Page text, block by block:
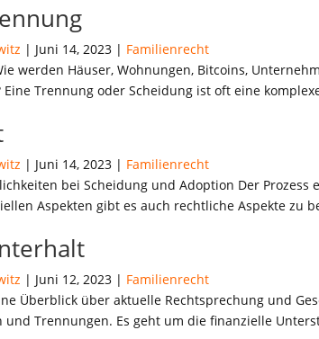
| Juni 14, 2023 | Familienrecht
werden Häuser, Wohnungen, Bitcoins,
Trennung oder Scheidung ist oft eine
| Juni 14, 2023 | Familienrecht
bei Scheidung und Adoption Der
Aspekten gibt es auch rechtliche Aspekte zu
| Juni 12, 2023 | Familienrecht
Überblick über aktuelle Rechtsprechung und
und Trennungen. Es geht um die finanzielle